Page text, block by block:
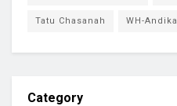
Tatu Chasanah WH-Andika
Category